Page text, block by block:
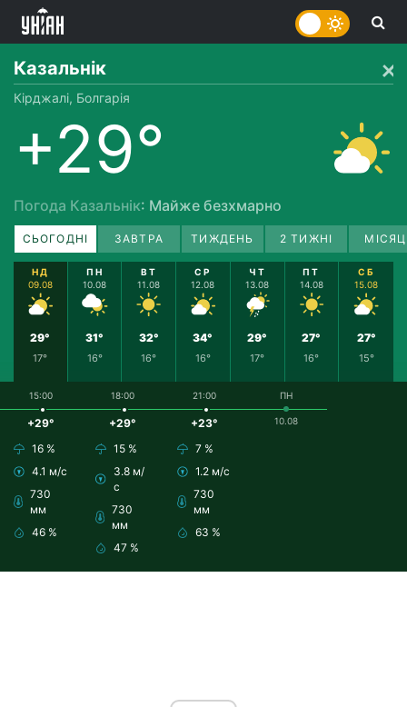
Казальнік
Кірджалі, Болгарія
+29°
Погода Казальнік: Майже безхмарно
СЬОГОДНІ ЗАВТРА ТИЖДЕНЬ 2 ТИЖНІ
НД
09.08
29°
17°
ПН
10.08
31°
16°
ВТ
11.08
32°
16°
СР
12.08
34°
16°
ЧТ
13.08
29°
17°
ПТ
14.08
27°
16°
СБ
15.08
27°
15°
15:00
+29°
16 %
4.1 м/с
730
мм
46 %
18:00
+29°
15 %
3.8 м/
с
730
мм
47 %
21:00
+23°
7 %
1.2 м/с
730
мм
63 %
ПН
10.08